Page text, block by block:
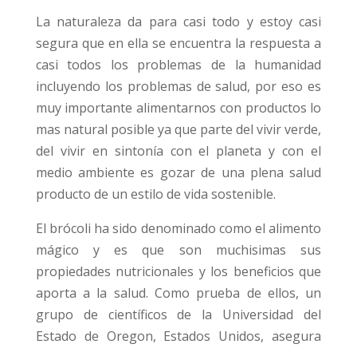
La naturaleza da para casi todo y estoy casi
segura que en ella se encuentra la respuesta a
casi todos los problemas de la humanidad
incluyendo los problemas de salud, por eso es
muy importante alimentarnos con productos lo
mas natural posible ya que parte del vivir verde,
del vivir en sintonía con el planeta y con el
medio ambiente es gozar de una plena salud
producto de un estilo de vida sostenible.
El brócoli ha sido denominado como el alimento
mágico y es que son muchisimas sus
propiedades nutricionales y los beneficios que
aporta a la salud. Como prueba de ellos, un
grupo de científicos de la Universidad del
Estado de Oregon, Estados Unidos, asegura